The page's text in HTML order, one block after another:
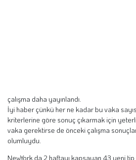
çalışma daha yayınlandı.
İyi haber çünkü her ne kadar bu vaka
kriterlerine göre sonuç çıkarmak için
vaka gerektirse de önceki çalışma
olumluydu.
NewYork da 2 haftayı kapsayan 43 yeni